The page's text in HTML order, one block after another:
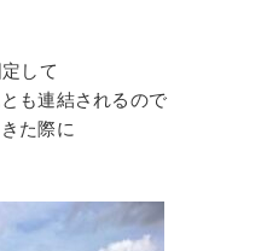
して⠀
も連結されるので⠀
た際に⠀